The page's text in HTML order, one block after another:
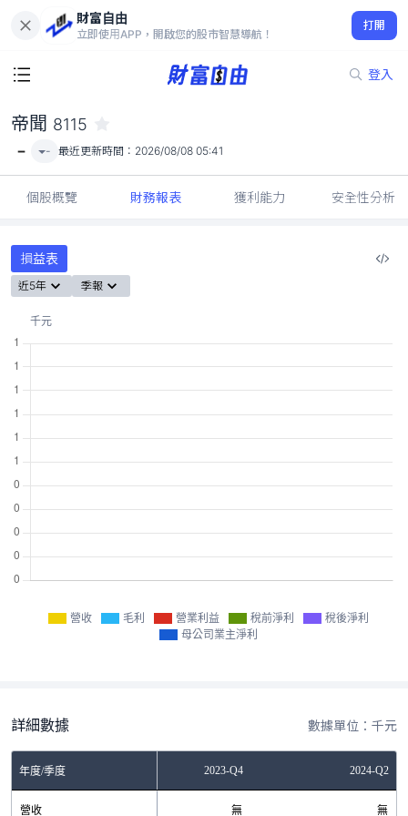
財富自由
立即使用APP，開啟您的股市智慧導航！
打開
登入
-
帝聞 8115
- - 最近更新時間： 2026/08/08 05:41
個股概覽 財務報表 獲利能力 安全性分析
損益表
近5年 季報
營收 毛利 營業利益 稅前淨利
稅後淨利
母公司業主淨利
詳細數據 數據單位：千元
年度/季度2023-Q2 2023-Q4 2024-Q2
營收 無 無